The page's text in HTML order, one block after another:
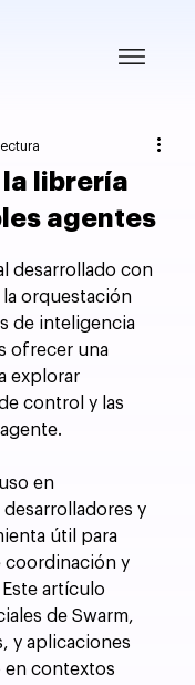
la librería
agentes
desarrollado con
orquestación
de inteligencia
ofrecer una
explorar
control y las
en
y
útil para
coordinación y
artículo
de Swarm,
y aplicaciones
en contextos